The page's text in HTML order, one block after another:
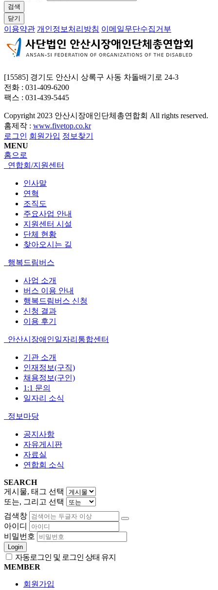
검색
닫기
이용약관 개인정보처리방침 이메일무단수집거부
[15585] 경기도 안산시 상록구 사동 차돌배기로 24-3
전화 : 031-409-6200
팩스 : 031-439-5445
Copyright 2023 안산시장애인단체총연합회 All rights reserved.
홈제작 : www.fivetop.co.kr
로그인 회원가입 정보찾기
MENU
홈으로
연합회/지원센터
인사말
연혁
조직도
주요사업 안내
지원센터 시설
단체 현황
찾아오시는 길
행복드림버스
사업 소개
버스 이용 안내
행복드림버스 신청
신청 결과
이용 후기
안산시장애인일자리통합센터
기관 소개
인재정보(구직)
채용정보(구인)
1:1 문의
일자리 소식
정보마당
공지사항
자유게시판
자료실
연합회 소식
SEARCH
게시물, 태그 선택
또는, 그리고 선택
검색창
아이디
비밀번호
Login
자동로그인 및 로그인 상태 유지
MEMBER
회원가입